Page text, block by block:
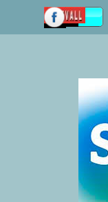
Saltar menú